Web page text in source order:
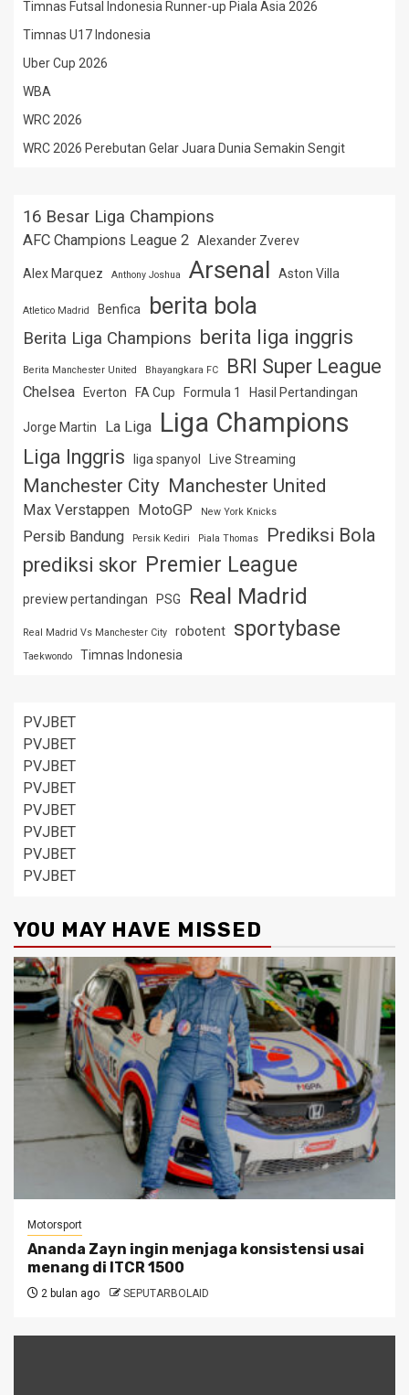
Timnas Futsal Indonesia Runner-up Piala Asia 2026
Timnas U17 Indonesia
Uber Cup 2026
WBA
WRC 2026
WRC 2026 Perebutan Gelar Juara Dunia Semakin Sengit
16 Besar Liga Champions
AFC Champions League 2 Alexander Zverev
Alex Marquez Anthony Joshua Arsenal Aston Villa
Atletico Madrid Benfica berita bola
Berita Liga Champions berita liga inggris
Berita Manchester United Bhayangkara FC BRI Super League
Chelsea Everton FA Cup Formula 1 Hasil Pertandingan
Jorge Martin La Liga Liga Champions
Liga Inggris liga spanyol Live Streaming
Manchester City Manchester United
Max Verstappen MotoGP New York Knicks
Persib Bandung Persik Kediri Piala Thomas Prediksi Bola
prediksi skor Premier League
preview pertandingan PSG Real Madrid
Real Madrid Vs Manchester City robotent sportybase
Taekwondo Timnas Indonesia
PVJBET
PVJBET
PVJBET
PVJBET
PVJBET
PVJBET
PVJBET
PVJBET
YOU MAY HAVE MISSED
Motorsport
Ananda Zayn ingin menjaga konsistensi usai
menang di ITCR 1500
2 bulan ago SEPUTARBOLAID